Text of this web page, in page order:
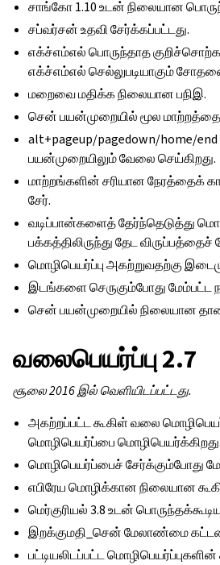
சாங்கோ 1.10 உடன் நிலையான
சப்வர்சன் உதவி சேர்க்கப்பட்டது.
எக்ச்எம்எல் பொருந்தாத
எக்ச்எம்எல் செல்லுபடியாகும்
மறைவை மதிக்க நிலையான பநிஇ.
சென் பயன்முறையில் மூல
alt+pageup/pagedown/home/
பயன்முறையிலும் வேலை செய்கிறது.
மாற்றங்களின் சரியான நேரத்தைக்
சேர்.
வடிப்பான்களைத் தேர்ந்தெடுத்து
பக்கத்திலிருந்து தேட விருப்பத்தைச்
மொழிபெயர்ப்பு அகற்றுவதற்கு
இடங்களை செருகும்போது மேம்பட்ட
சென் பயன்முறையில் நிலையான
வலைபெயர்ப்பு 2.7
சூலை 2016 இல் வெளியிடப்பட்டது.
அகற்றப்பட்ட கூகிள் வலை
மொழிபெயர்ப்பை மொழிபெயர்க்கிறது.
மொழிபெயர்ப்பைச் சேர்க்கும்போது
எபிரேய மொழிக்கான நிலையான
மெர்குரியல் 3.8 உடன்
இறக்குமதி_சென் மேலாண்மை
பட்டியலிடப்பட்ட